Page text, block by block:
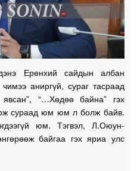
Ерөнхий сайдын албан
аниргүй, сураг тасраад
“…Хөдөө байна” гэх
сураад юм юм л болж байв.
юм. Тэгвэл, Л.Оюун-
байгаа гэх яриа улс